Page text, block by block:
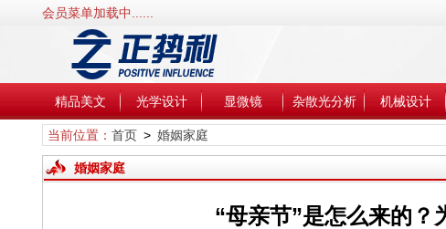
会员菜单加载中......
精品美文 光学设计 显微镜 杂散光分析 机械设计
当前位置： 首页> 婚姻家庭
婚姻家庭
“母亲节”是怎么来的？